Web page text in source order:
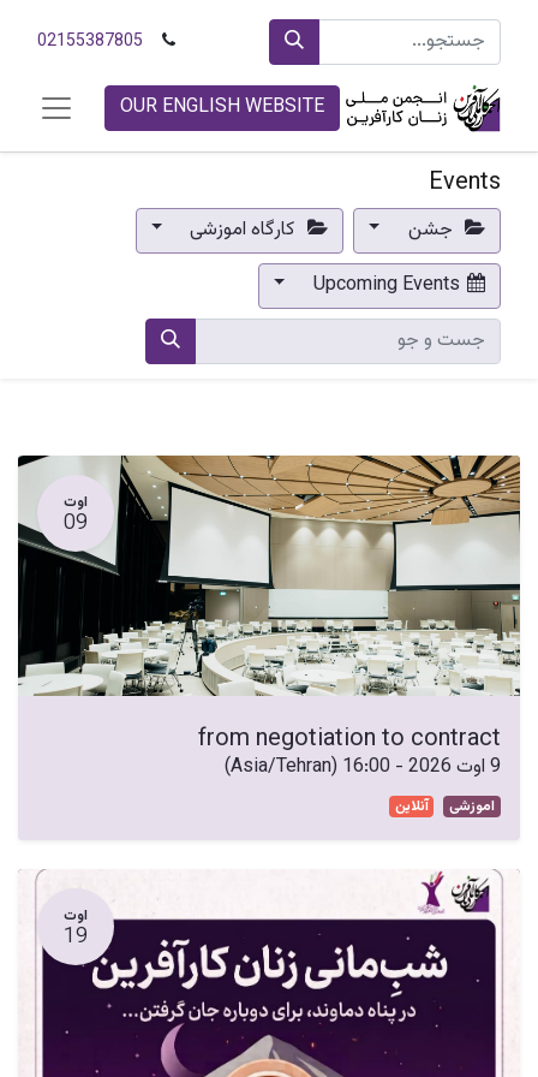
02155387805
OUR ENGLISH WEBSITE
Events
جشن
کارگاه اموزشی
Upcoming Events
اوت
09
from negotiation to contract
9 اوت 2026 -
16:00
(
Asia/Tehran
)
اموزشی آنلاین
اوت
19